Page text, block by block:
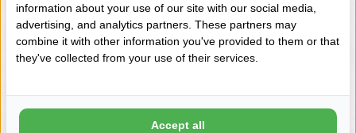
VRAGEN? BEL DAN
+31 (0) 575 511817
Wilt u op de hoogte blijven?
Word lid van onze mailinglijst:
information about your use of our site with our social media,
advertising, and analytics partners. These partners may
combine it with other information you've provided to them or that
they've collected from your use of their services.
Accept all